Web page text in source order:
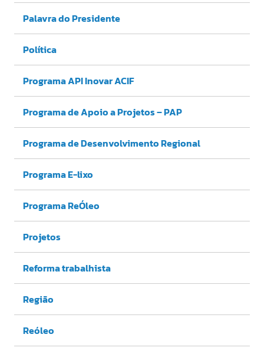
Palavra do Presidente
Política
Programa API Inovar ACIF
Programa de Apoio a Projetos – PAP
Programa de Desenvolvimento Regional
Programa E-lixo
Programa ReÓleo
Projetos
Reforma trabalhista
Região
Reóleo